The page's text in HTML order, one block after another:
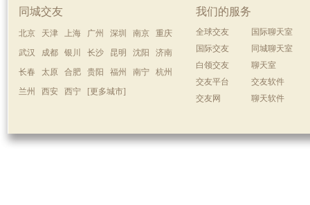
同城交友
北京 天津 上海 广州 深圳 南京
重庆
武汉
成都 银川 长沙 昆明 沈阳
济南
长春
太原 合肥 贵阳 福州 南宁
杭州
兰州
西安 西宁 [更多城市]
我们的服务
全球交友
国际交友
白领交友
交友平台
交友网
国际聊天室
同城聊天室
聊天室
交友软件
聊天软件